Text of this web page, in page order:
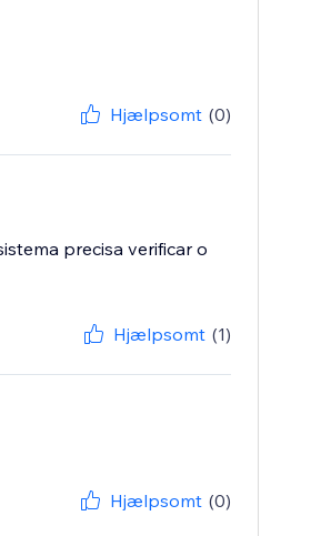
Hjælpsomt (0)
precisa verificar o
Hjælpsomt (1)
Hjælpsomt (0)